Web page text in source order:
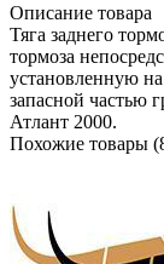
Описание товара
Тяга заднего
тормоза
установленную
запасной частью
Атлант 2000.
Похожие товары